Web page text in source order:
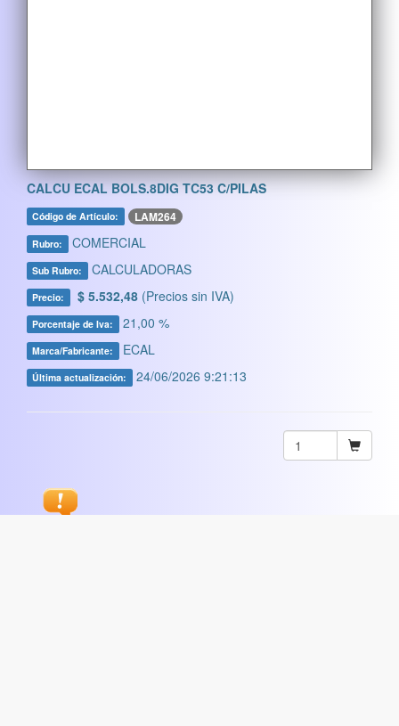
CALCU ECAL BOLS.8DIG TC53 C/PILAS
Código de Artículo: LAM264
Rubro: COMERCIAL
Sub Rubro: CALCULADORAS
Precio: $ 5.532,48 (Precios sin IVA)
Porcentaje de Iva: 21,00 %
Marca/Fabricante: ECAL
Última actualización: 24/06/2026 9:21:13